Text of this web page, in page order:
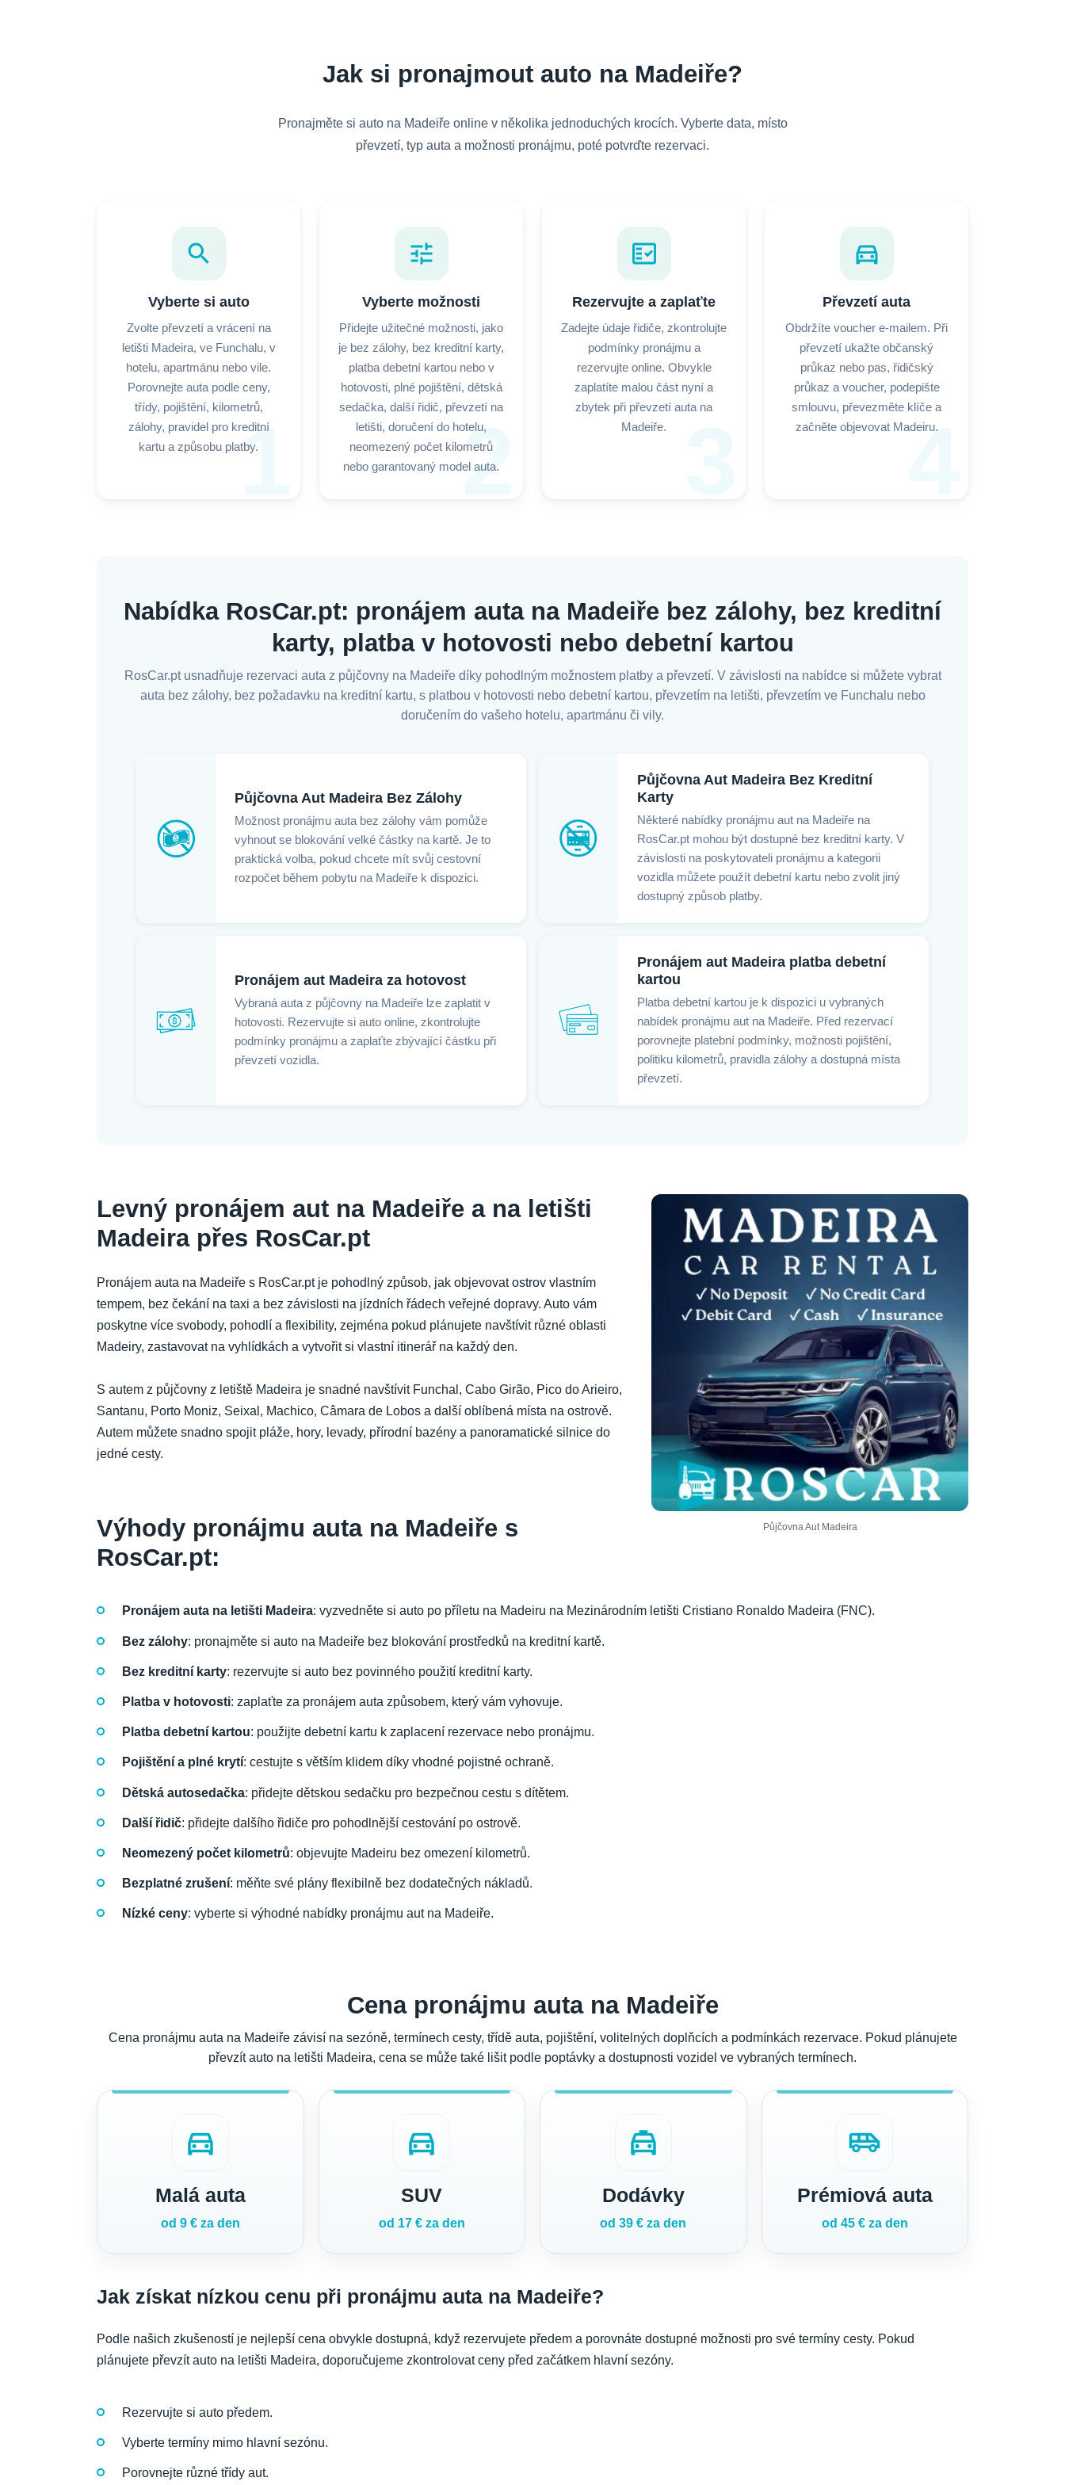
Jak si pronajmout auto na Madeiře?
Pronajměte si auto na Madeiře online v několika jednoduchých krocích. Vyberte data, místo
převzetí, typ auta a možnosti pronájmu, poté potvrďte rezervaci.
1
search
Vyberte si auto
Zvolte převzetí a vrácení na
letišti Madeira, ve Funchalu, v
hotelu, apartmánu nebo vile.
Porovnejte auta podle ceny,
třídy, pojištění, kilometrů,
zálohy, pravidel pro kreditní
kartu a způsobu platby.
2
tune
Vyberte možnosti
Přidejte užitečné možnosti, jako
je bez zálohy, bez kreditní karty,
platba debetní kartou nebo v
hotovosti, plné pojištění, dětská
sedačka, další řidič, převzetí na
letišti, doručení do hotelu,
neomezený počet kilometrů
nebo garantovaný model auta.
fact_check
Rezervujte a zaplaťte
Zadejte údaje řidiče, zkontrolujte
podmínky pronájmu a
rezervujte online. Obvykle
zaplatíte malou část nyní a
zbytek při převzetí auta na
Madeiře.
4
directions_car
Převzetí auta
Obdržíte voucher e-mailem. Při
převzetí ukažte občanský
průkaz nebo pas, řidičský
průkaz a voucher, podepište
smlouvu, převezměte klíče a
začněte objevovat Madeiru.
Nabídka RosCar.pt: pronájem auta na Madeiře bez zálohy, bez kreditní
karty, platba v hotovosti nebo debetní kartou
RosCar.pt usnadňuje rezervaci auta z půjčovny na Madeiře díky pohodlným možnostem platby a převzetí. V závislosti na nabídce si můžete vybrat
auta bez zálohy, bez požadavku na kreditní kartu, s platbou v hotovosti nebo debetní kartou, převzetím na letišti, převzetím ve Funchalu nebo
doručením do vašeho hotelu, apartmánu či vily.
Půjčovna Aut Madeira Bez Zálohy
Možnost pronájmu auta bez zálohy vám pomůže
vyhnout se blokování velké částky na kartě. Je to
praktická volba, pokud chcete mít svůj cestovní
rozpočet během pobytu na Madeiře k dispozici.
Půjčovna Aut Madeira Bez Kreditní
Karty
Některé nabídky pronájmu aut na Madeiře na
RosCar.pt mohou být dostupné bez kreditní karty. V
závislosti na poskytovateli pronájmu a kategorii
vozidla můžete použít debetní kartu nebo zvolit jiný
dostupný způsob platby.
Pronájem aut Madeira za hotovost
Vybraná auta z půjčovny na Madeiře lze zaplatit v
hotovosti. Rezervujte si auto online, zkontrolujte
podmínky pronájmu a zaplaťte zbývající částku při
převzetí vozidla.
Pronájem aut Madeira platba debetní
kartou
Platba debetní kartou je k dispozici u vybraných
nabídek pronájmu aut na Madeiře. Před rezervací
porovnejte platební podmínky, možnosti pojištění,
politiku kilometrů, pravidla zálohy a dostupná místa
převzetí.
Půjčovna Aut Madeira
Levný pronájem aut na Madeiře a na letišti
Madeira přes RosCar.pt
Pronájem auta na Madeiře s RosCar.pt je pohodlný způsob, jak objevovat ostrov vlastním
tempem, bez čekání na taxi a bez závislosti na jízdních řádech veřejné dopravy. Auto vám
poskytne více svobody, pohodlí a flexibility, zejména pokud plánujete navštívit různé oblasti
Madeiry, zastavovat na vyhlídkách a vytvořit si vlastní itinerář na každý den.
S autem z půjčovny z letiště Madeira je snadné navštívit Funchal, Cabo Girão, Pico do Arieiro,
Santanu, Porto Moniz, Seixal, Machico, Câmara de Lobos a další oblíbená místa na ostrově.
Autem můžete snadno spojit pláže, hory, levady, přírodní bazény a panoramatické silnice do
jedné cesty.
Výhody pronájmu auta na Madeiře s
RosCar.pt:
Pronájem auta na letišti Madeira: vyzvedněte si auto po příletu na Madeiru na Mezinárodním letišti Cristiano Ronaldo Madeira (FNC).
Bez zálohy: pronajměte si auto na Madeiře bez blokování prostředků na kreditní kartě.
Bez kreditní karty: rezervujte si auto bez povinného použití kreditní karty.
Platba v hotovosti: zaplaťte za pronájem auta způsobem, který vám vyhovuje.
Platba debetní kartou: použijte debetní kartu k zaplacení rezervace nebo pronájmu.
Pojištění a plné krytí: cestujte s větším klidem díky vhodné pojistné ochraně.
Dětská autosedačka: přidejte dětskou sedačku pro bezpečnou cestu s dítětem.
Další řidič: přidejte dalšího řidiče pro pohodlnější cestování po ostrově.
Neomezený počet kilometrů: objevujte Madeiru bez omezení kilometrů.
Bezplatné zrušení: měňte své plány flexibilně bez dodatečných nákladů.
Nízké ceny: vyberte si výhodné nabídky pronájmu aut na Madeiře.
Cena pronájmu auta na Madeiře
Cena pronájmu auta na Madeiře závisí na sezóně, termínech cesty, třídě auta, pojištění, volitelných doplňcích a podmínkách rezervace. Pokud plánujete
převzít auto na letišti Madeira, cena se může také lišit podle poptávky a dostupnosti vozidel ve vybraných termínech.
directions_car
Malá auta
od 9 € za den
directions_car
SUV
od 17 € za den
local_taxi
Dodávky
od 39 € za den
airport_shuttle
Prémiová auta
od 45 € za den
Jak získat nízkou cenu při pronájmu auta na Madeiře?
Podle našich zkušeností je nejlepší cena obvykle dostupná, když rezervujete předem a porovnáte dostupné možnosti pro své termíny cesty. Pokud
plánujete převzít auto na letišti Madeira, doporučujeme zkontrolovat ceny před začátkem hlavní sezóny.
Rezervujte si auto předem.
Vyberte termíny mimo hlavní sezónu.
Porovnejte různé třídy aut.